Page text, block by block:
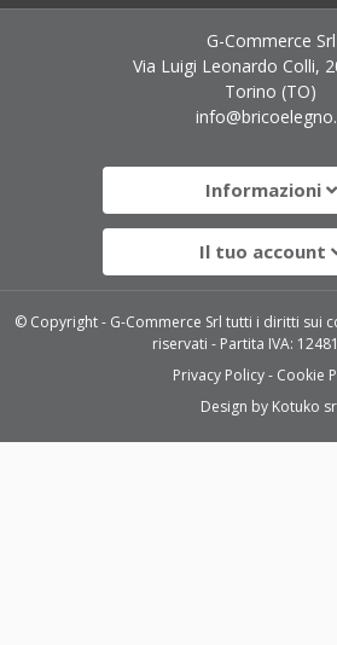
G-Commerce Srl
Via Luigi Leonardo Colli,
Torino (TO)
Informazioni
Il tuo account
© Copyright - G-Commerce Srl tutti i diritti sui
riservati - Partita IVA:
Privacy Policy
Cookie
Design by Kotuko